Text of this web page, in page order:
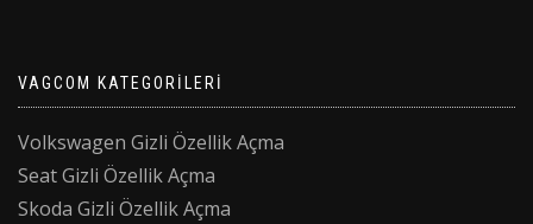
VAGCOM KATEGORILERI
Volkswagen Gizli Özellik Açma
Seat Gizli Özellik Açma
Skoda Gizli Özellik Açma